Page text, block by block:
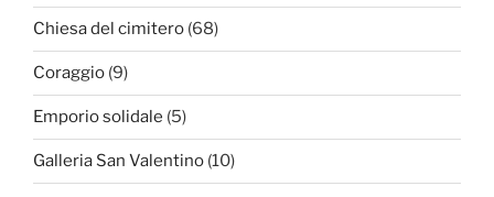
Chiesa del cimitero (68)
Coraggio (9)
Emporio solidale (5)
Galleria San Valentino (10)